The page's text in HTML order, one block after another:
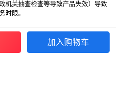
加入购物车
机关抽查检查等导致产品失效）导致
时限。
现行法律、法规、规章报批项目规定